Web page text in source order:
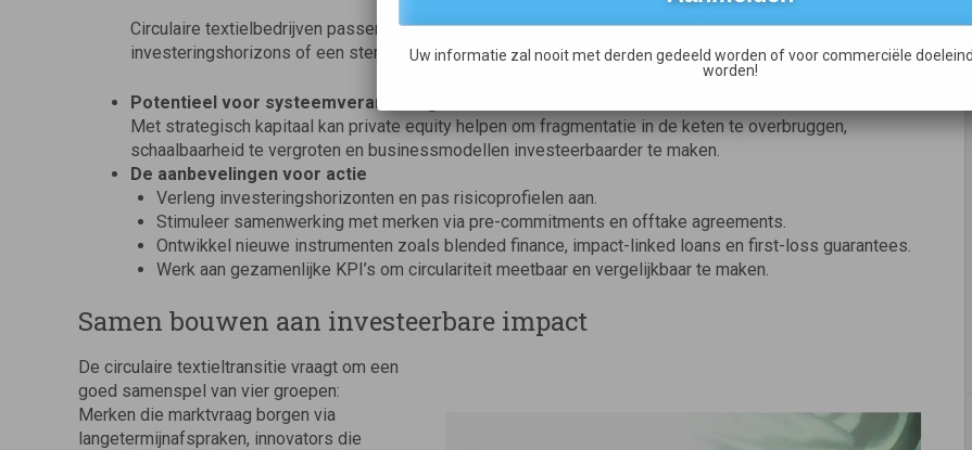
Circulaire textielbedrijven passen vaak niet in het klassieke private-equitymodel. Denk aan korte
investeringshorizons of een sterke focus op snelle groei.
Potentieel voor systeemverandering
Met strategisch kapitaal kan private equity helpen om fragmentatie in de keten te overbruggen,
schaalbaarheid te vergroten en businessmodellen investeerbaarder te maken.
De aanbevelingen voor actie
Verleng investeringshorizonten en pas risicoprofielen aan.
Stimuleer samenwerking met merken via pre-commitments en offtake agreements.
Ontwikkel nieuwe instrumenten zoals blended finance, impact-linked loans en first-loss guarantees.
Werk aan gezamenlijke KPI’s om circulariteit meetbaar en vergelijkbaar te maken.
Samen bouwen aan investeerbare impact
De circulaire textieltransitie vraagt om een
goed samenspel van vier groepen:
Merken die marktvraag borgen via
langetermijnafspraken, innovators die
Uw informatie zal nooit met derden gedeeld worden of voor commerciële
worden!